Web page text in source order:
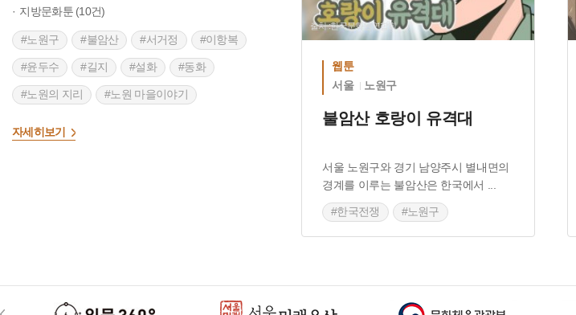
지방문화툰 (10건)
#노원구 #불암산 #서거정 #이항복
#윤두수 #길지 #설화 #동화
#노원의 지리 #노원 마을이야기
자세히보기
출처 :한국문화원연합회
웹툰
서울
노원구
불암산 호랑이 유격대
서울 노원구와 경기 남양주시 별내면의
경계를 이루는 불암산은 한국에서
#한국전쟁 #노원구
#노원 마을이야기
>